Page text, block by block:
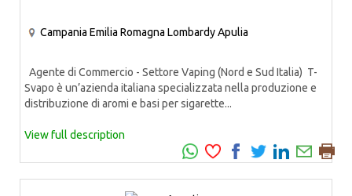
Campania Emilia Romagna LombardyApulia
Agente di Commercio - Settore Vaping (Nord e Sud Italia) T-
Svapo è un’azienda italiana specializzata nella produzione e
distribuzione di aromi e basi per sigarette...
View full description